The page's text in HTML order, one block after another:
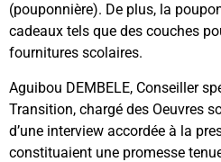
(pouponnière). De plus, la
cadeaux tels que des couches
fournitures scolaires.
Aguibou DEMBELE, Conseiller
Transition, chargé des Oeuvres
d’une interview accordée à la
constituaient une promesse